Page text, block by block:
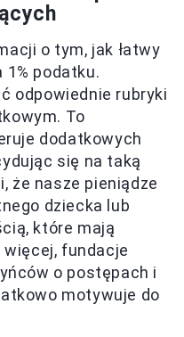
o tym, jak łatwy
podatku.
odpowiednie rubryki
To
dodatkowych
się na taką
że nasze pieniądze
dziecka lub
które mają
fundacje
o postępach i
motywuje do